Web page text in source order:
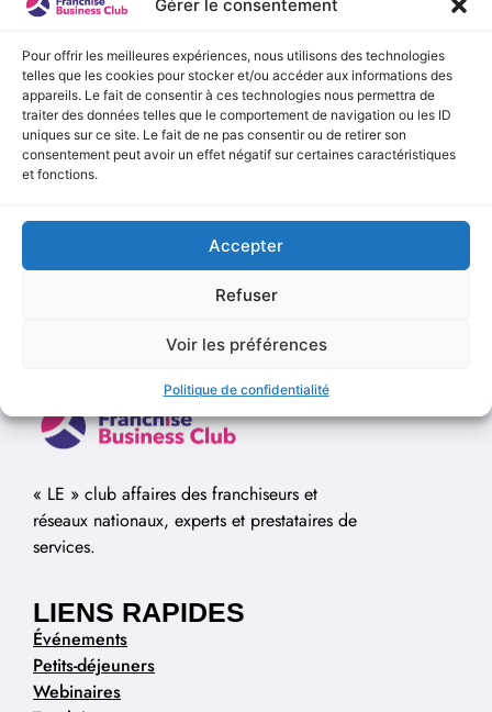
Gérer le consentement
Pour offrir les meilleures expériences, nous utilisons des technologies
telles que les cookies pour stocker et/ou accéder aux informations des
appareils. Le fait de consentir à ces technologies nous permettra de
traiter des données telles que le comportement de navigation ou les ID
uniques sur ce site. Le fait de ne pas consentir ou de retirer son
consentement peut avoir un effet négatif sur certaines caractéristiques
et fonctions.
Accepter
Refuser
Voir les préférences
Politique de confidentialité
Aucune présentation n'est disponible
Vidéo de Présentation
Aucune vidéo disponible.
« LE » club affaires des franchiseurs et
réseaux nationaux, experts et prestataires de
services.
LIENS RAPIDES
Événements
Petits-déjeuners
Webinaires